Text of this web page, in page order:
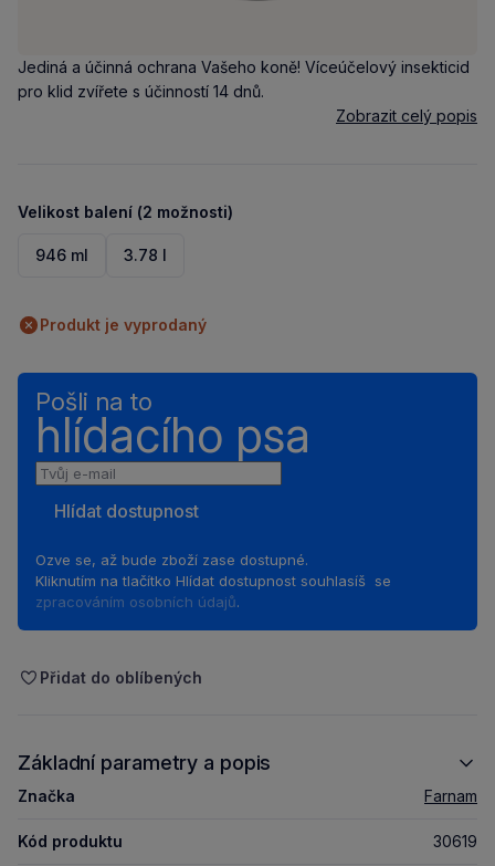
Jediná a účinná ochrana Vašeho koně! Víceúčelový insekticid
pro klid zvířete s účinností 14 dnů.
Zobrazit celý popis
Velikost balení (2 možnosti)
946 ml 3.78 l
Produkt je vyprodaný
Pošli na to
hlídacího psa
Tvůj
mailHlídat dostupnost
Ozve se, až bude zboží zase dostupné.
Kliknutím na tlačítko Hlídat dostupnost souhlasíš se
zpracováním osobních údajů.
Přidat do oblíbených
Základní parametry a popis
Značka Farnam
Kód produktu 30619